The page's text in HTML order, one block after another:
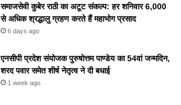
समाजसेवी कुबेर राठी का अटूट संकल्प: हर शनिवार 6,000
से अधिक श्रद्धालु ग्रहण करते हैं महाभोग प्रसाद
6 days ago
एनसीपी प्रदेश संयोजक पुरुषोत्तम पाण्डेय का 54वां जन्मदिन,
शरद पवार समेत शीर्ष नेतृत्व ने दी बधाई
1 week ago